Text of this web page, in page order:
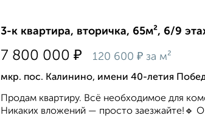
3-к квартира, вторичка, 65м², 6/9
7 800 000 ₽ 120 600 ₽ за м²
мкр. пос. Калинино, имени 40-летия
Продам квартиру. Всё необходимое для
Никаких вложений — просто заезжайте!🔹